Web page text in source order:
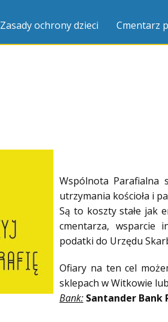
Zasady ochrony dzieci Cmentarz
Wspólnota Parafialna
utrzymania kościoła i
Są to koszty stałe jak
cmentarza, wsparcie
podatki do Urzędu
Ofiary na ten cel
sklepach w Witkowie
Bank: Santander Bank